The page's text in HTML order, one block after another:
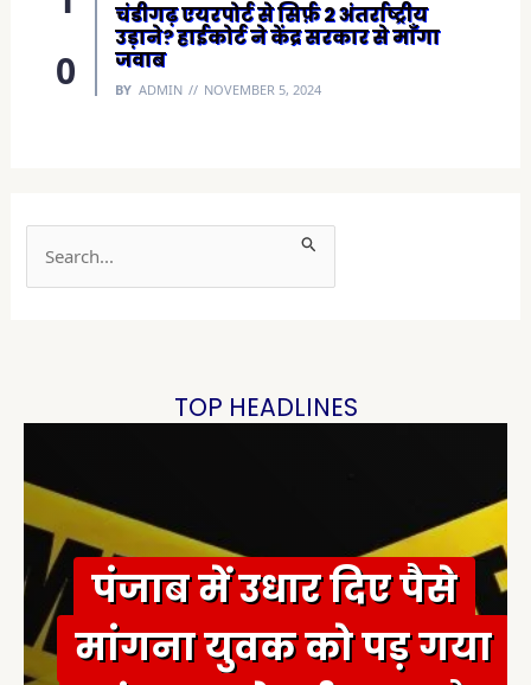
चंडीगढ़ एयरपोर्ट से सिर्फ़ 2 अंतर्राष्ट्रीय
उड़ाने? हाईकोर्ट ने केंद्र सरकार से माँगा
जवाब
BY ADMIN NOVEMBER 5, 2024
r
:
TOP HEADLINES
पंजाब में उधार दिए पैसे
मांगना युवक को पड़ गया